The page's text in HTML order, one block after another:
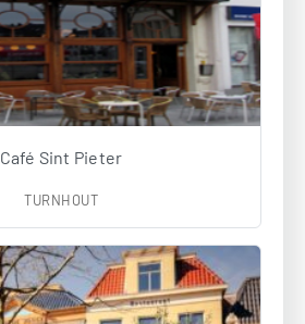
Café Sint Pieter
TURNHOUT